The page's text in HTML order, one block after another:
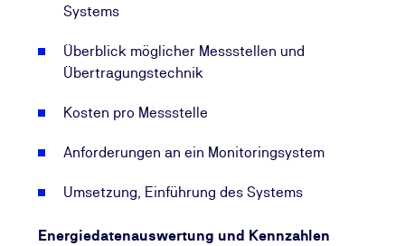
Systems
Überblick möglicher Messstellen und
Übertragungstechnik
Kosten pro Messstelle
Anforderungen an ein Monitoringsystem
Umsetzung, Einführung des Systems
Energiedatenauswertung und Kennzahlen